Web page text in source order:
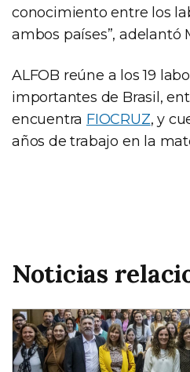
conocimiento entre los
ambos países”, adelantó
ALFOB reúne a los 19
importantes de Brasil,
encuentra FIOCRUZ, y
años de trabajo en la
Noticias